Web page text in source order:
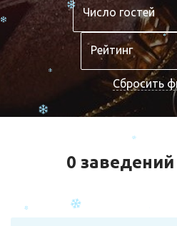
Число гостей
Рейтинг
Сбросить
0